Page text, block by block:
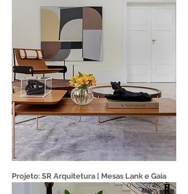
Projeto: SR Arquitetura | Mesas Lank e Gaia